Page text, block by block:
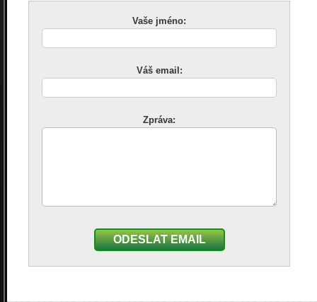
Vaše jméno:
Váš email:
Zpráva:
ODESLAT EMAIL